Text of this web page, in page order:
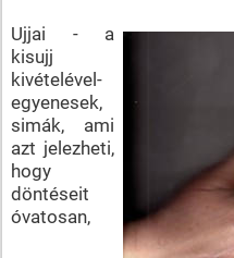
Ujjai - a
kisujj
kivételével-
egyenesek,
simák, ami
azt jelezheti,
hogy
döntéseit
óvatosan,